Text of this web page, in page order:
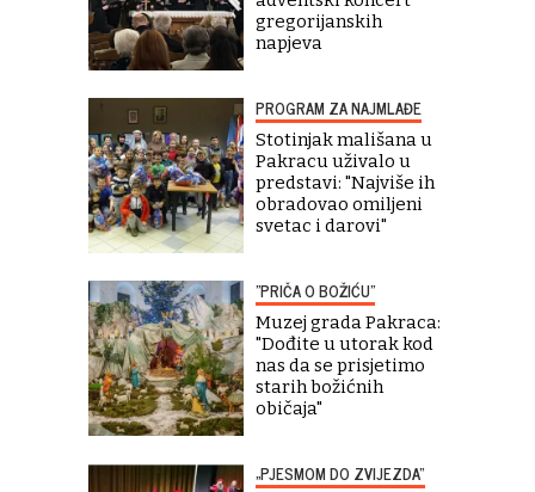
gregorijanskih
napjeva
PROGRAM ZA NAJMLAĐE
Stotinjak mališana u
Pakracu uživalo u
predstavi: "Najviše ih
obradovao omiljeni
svetac i darovi"
"PRIČA O BOŽIĆU"
Muzej grada Pakraca:
"Dođite u utorak kod
nas da se prisjetimo
starih božićnih
običaja"
„PJESMOM DO ZVIJEZDA“